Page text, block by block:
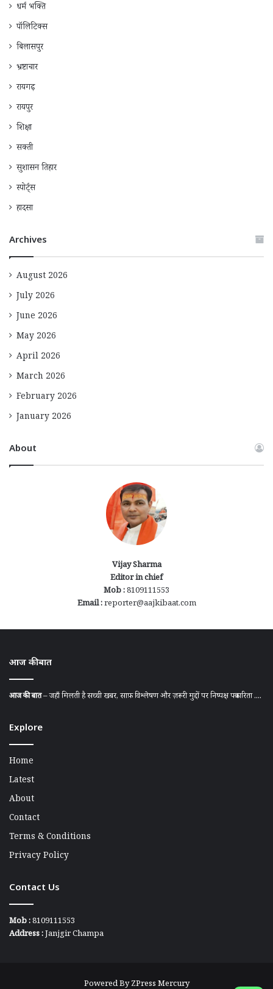
धर्म भक्ति
पॉलिटिक्स
बिलासपुर
भ्रष्टाचार
रायगढ़
रायपुर
शिक्षा
सक्ती
सुशासन तिहार
स्पोर्ट्स
हादसा
Archives
August 2026
July 2026
June 2026
May 2026
April 2026
March 2026
February 2026
January 2026
About
Vijay Sharma
Editor in chief
Mob :8109111553
Email :reporter@aajkibaat.com
आज की बात
आज की बात– जहाँ मिलती है सच्ची खबर, साफ़ विश्लेषण और ज़रूरी मुद्दों पर निष्पक्ष पत्रकारिता ....
Explore
Home
Latest
About
Contact
Terms & Conditions
Privacy Policy
Contact Us
Mob :8109111553
Address :Janjgir Champa
Powered ByZPress Mercury